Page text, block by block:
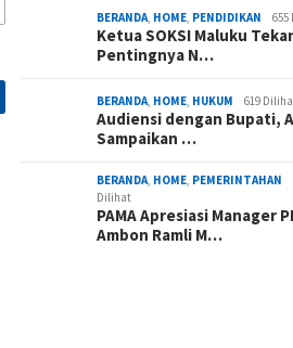
BERANDA, HOME, PENDIDIKAN
Ketua SOKSI Maluku
Pentingnya N…
BERANDA, HOME, HUKUM 619
Audiensi dengan Bupati,
Sampaikan …
BERANDA, HOME, PEMERINTAHAN
Dilihat
PAMA Apresiasi Manager
Ambon Ramli M…